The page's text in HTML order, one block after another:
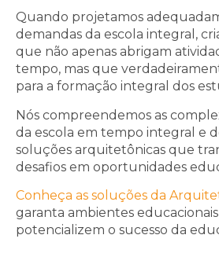
Quando projetamos
demandas da escola integral,
que não apenas abrigam
tempo, mas que
para a formação integral dos
Nós compreendemos as
da escola em tempo integral e
soluções arquitetônicas que
desafios em oportunidades
Conheça as soluções da
garanta ambientes
potencializem o sucesso da